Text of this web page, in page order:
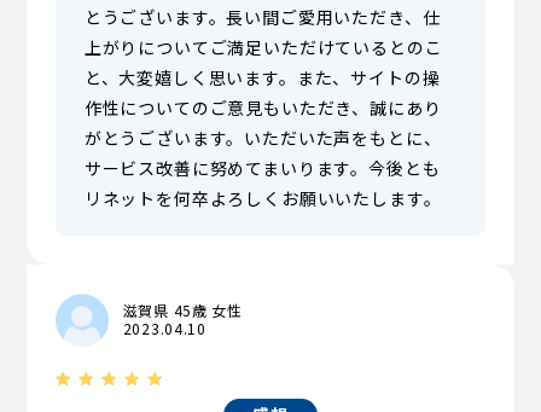
とうございます。長い間ご愛用いただき、仕
上がりについてご満足いただけているとのこ
と、大変嬉しく思います。また、サイトの操
作性についてのご意見もいただき、誠にあり
がとうございます。いただいた声をもとに、
サービス改善に努めてまいります。今後とも
リネットを何卒よろしくお願いいたします。
滋賀県 45歳 女性
2023.04.10